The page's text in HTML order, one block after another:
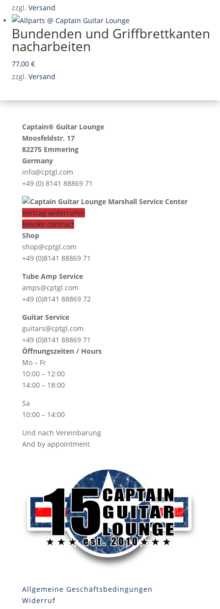
zzgl. Versand
Bundenden und Griffbrettkanten
nacharbeiten
77,00 €
zzgl. Versand
Captain® Guitar Lounge
Moosfeldstr. 17
82275 Emmering
Germany
info@cptgl.com
+49 (0) 8141 88869 71
Vertrag widerrufen
Revoke contract
Shop
shop@cptgl.com
+49 (0)8141 88869 71
Tube Amp Service
amps@cptgl.com
+49 (0)8141 88869 72
Guitar Service
guitars@cptgl.com
+49 (0)8141 88869 71
Öffnungszeiten / Hours
Mo – Fr
10:00 – 12:00
14:00 – 18:00
Sa
10:00 – 14:00
Und nach Vereinbarung
And by appointment
Allgemeine Geschäftsbedingungen
Widerruf